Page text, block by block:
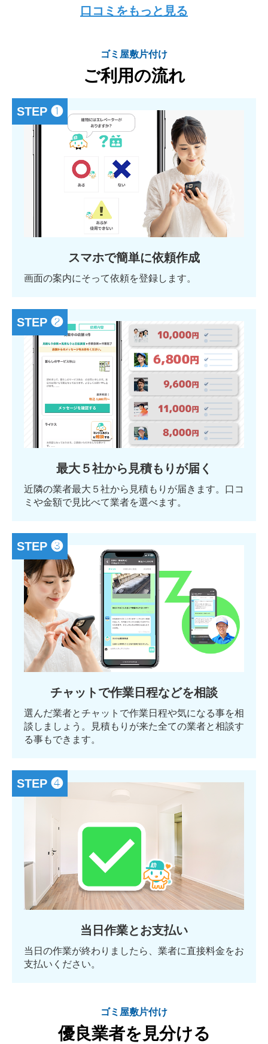
口コミをもっと見る
ゴミ屋敷片付け
ご利用の流れ
STEP ❶
スマホで簡単に依頼作成
画面の案内にそって依頼を登録します。
STEP ❷
最大５社から見積もりが届く
近隣の業者最大５社から見積もりが届きます。口コ
ミや金額で見比べて業者を選べます。
STEP ❸
チャットで作業日程などを相談
選んだ業者とチャットで作業日程や気になる事を相
談しましょう。見積もりが来た全ての業者と相談す
る事もできます。
STEP ❹
当日作業とお支払い
当日の作業が終わりましたら、業者に直接料金をお
支払いください。
ゴミ屋敷片付け
優良業者を見分ける